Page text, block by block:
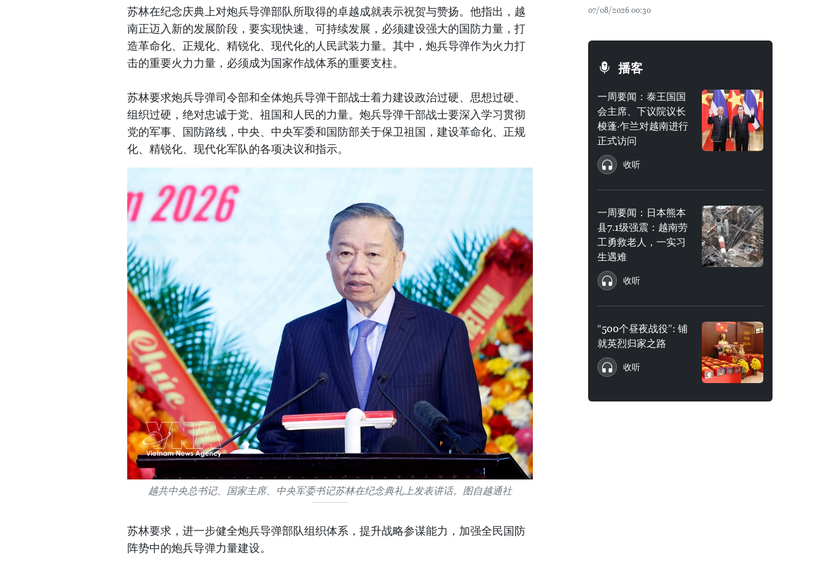
苏林在纪念庆典上对炮兵导弹部队所取得的卓越成就表示祝贺与赞扬。他指出，越
南正迈入新的发展阶段，要实现快速、可持续发展，必须建设强大的国防力量，打
造革命化、正规化、精锐化、现代化的人民武装力量。其中，炮兵导弹作为火力打
击的重要火力力量，必须成为国家作战体系的重要支柱。
苏林要求炮兵导弹司令部和全体炮兵导弹干部战士着力建设政治过硬、思想过硬、
组织过硬，绝对忠诚于党、祖国和人民的力量。炮兵导弹干部战士要深入学习贯彻
党的军事、国防路线，中央、中央军委和国防部关于保卫祖国，建设革命化、正规
化、精锐化、现代化军队的各项决议和指示。
越共中央总书记、国家主席、中央军委书记苏林在纪念典礼上发表讲话。图自越通社
苏林要求，进一步健全炮兵导弹部队组织体系，提升战略参谋能力，加强全民国防
阵势中的炮兵导弹力量建设。
07/08/2026 00:30
播客
一周要闻：泰王国国
会主席、下议院议长
梭蓬·乍兰对越南进行
正式访问
收听
一周要闻：日本熊本
县7.1级强震：越南劳
工勇救老人，一实习
生遇难
收听
“500个昼夜战役”: 铺
就英烈归家之路
收听